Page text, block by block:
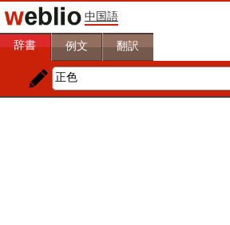
中国語
辞書 例文 翻訳